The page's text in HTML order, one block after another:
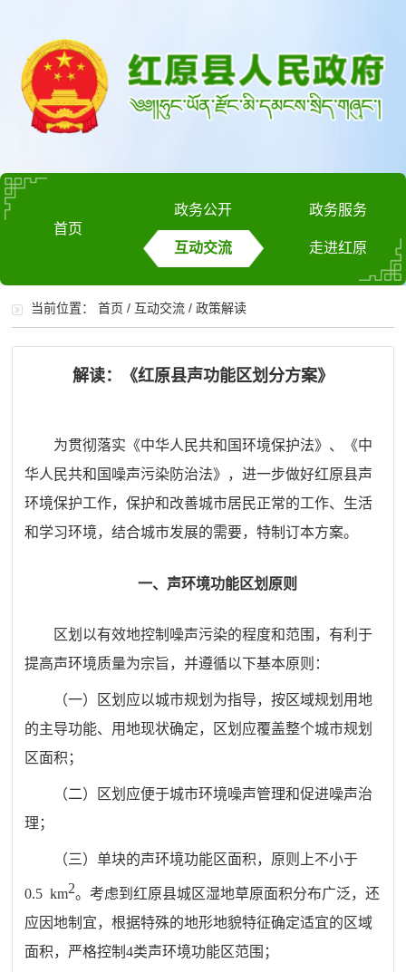
首页
政务公开 政务服务
互动交流 走进红原
当前位置：首页 / 互动交流 /政策解读
解读：《红原县声功能区划分方案》
为贯彻落实《中华人民共和国环境保护法》、《中
华人民共和国噪声污染防治法》，进一步做好红原县声
环境保护工作，保护和改善城市居民正常的工作、生活
和学习环境，结合城市发展的需要，特制订本方案。
一、 声环境功能区划原则
区划以有效地控制噪声污染的程度和范围，有利于
提高声环境质量为宗旨，并遵循以下基本原则：
（一）
区划应以城市规划为指导，按区域规划用地
的主导功能、用地现状确定，区划应覆盖整个城市规划
区面积；
（二）
区划应便于城市环境噪声管理和促进噪声治
理；
（三）单块的声环境功能区面积，原则上不小于
0.5 km2。考虑到红原县城区湿地草原面积分布广泛，还
应因地制宜，根据特殊的地形地貌特征确定适宜的区域
面积， 严格控制4类声环境功能区范围 ；